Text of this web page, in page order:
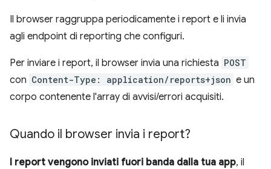
Il browser raggruppa periodicamente i report e li invia
agli endpoint di reporting che configuri.
Per inviare i report, il browser invia una richiesta POST
con Content-Type: application/reports+json e un
corpo contenente l'array di avvisi/errori acquisiti.
Quando il browser invia i report?
I report vengono inviati fuori banda dalla tua app, il